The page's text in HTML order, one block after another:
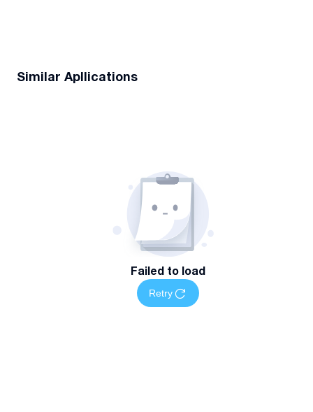
Similar Apllications
Failed to load
Retry